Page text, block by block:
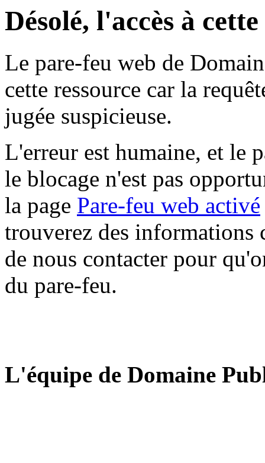
Désolé, l'accès à
Le pare-feu web de
cette ressource car la
jugée suspicieuse.
L'erreur est humaine, et le
le blocage n'est pas
la page Pare-feu web activé
trouverez des informations
de nous contacter pour
du pare-feu.
L'équipe de Domaine